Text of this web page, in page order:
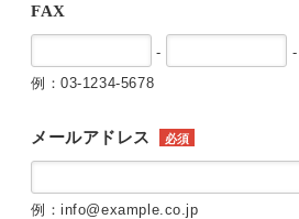
FAX
-
-
例：03-1234-5678
メールアドレス 必須
例：info@example.co.jp